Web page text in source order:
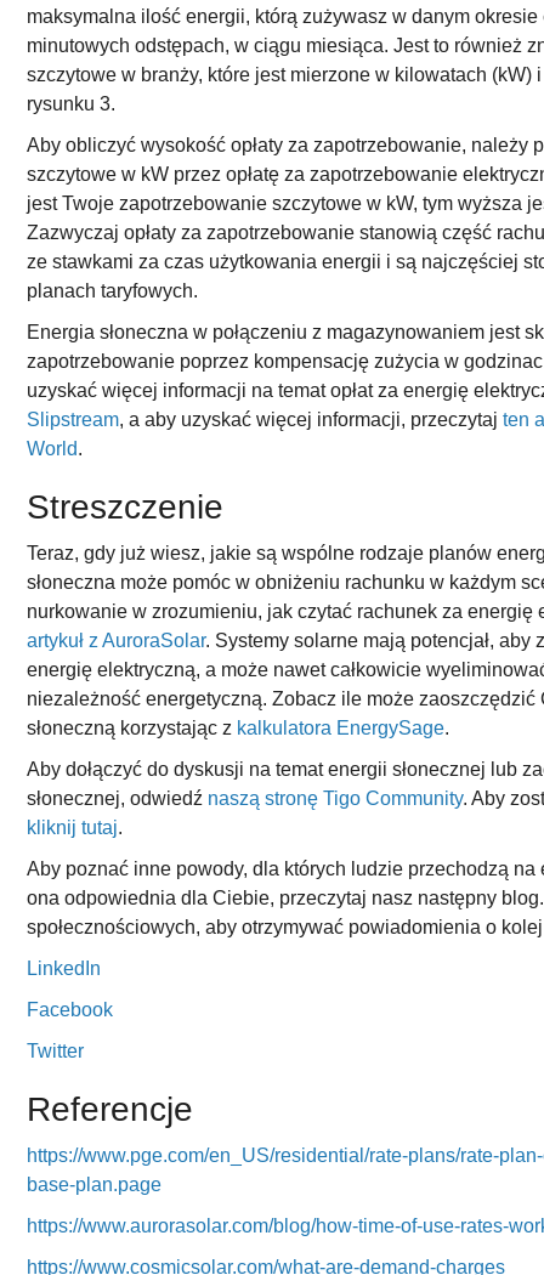
maksymalna ilość energii, którą zużywasz w danym
minutowych odstępach, w ciągu miesiąca. Jest to również
szczytowe w branży, które jest mierzone w kilowatach (kW)
rysunku 3.
Aby obliczyć wysokość opłaty za zapotrzebowanie, należy
szczytowe w kW przez opłatę za zapotrzebowanie
jest Twoje zapotrzebowanie szczytowe w kW, tym wyższa
Zazwyczaj opłaty za zapotrzebowanie stanowią część
ze stawkami za czas użytkowania energii i są najczęściej
planach taryfowych.
Energia słoneczna w połączeniu z magazynowaniem jest
zapotrzebowanie poprzez kompensację zużycia w
uzyskać więcej informacji na temat opłat za energię
Slipstream, a aby uzyskać więcej informacji, przeczytajten
World.
Streszczenie
Teraz, gdy już wiesz, jakie są wspólne rodzaje planów
słoneczna może pomóc w obniżeniu rachunku w każdym
nurkowanie w zrozumieniu, jak czytać rachunek za
artykuł z AuroraSolar. Systemy solarne mają potencjał,
energię elektryczną, a może nawet całkowicie
niezależność energetyczną. Zobacz ile może
słoneczną korzystając z kalkulatora EnergySage.
Aby dołączyć do dyskusji na temat energii słonecznej lub
słonecznej, odwiedź naszą stronę Tigo Community. Aby
kliknij tutaj.
Aby poznać inne powody, dla których ludzie przechodzą na
ona odpowiednia dla Ciebie, przeczytaj nasz następny
społecznościowych, aby otrzymywać powiadomienia o
LinkedIn
Facebook
Twitter
Referencje
https://www.pge.com/en_US/residential/rate-plans/rate-
base-plan.page
https://www.aurorasolar.com/blog/how-time-of-use-rates-
https://www.cosmicsolar.com/what-are-demand-charges